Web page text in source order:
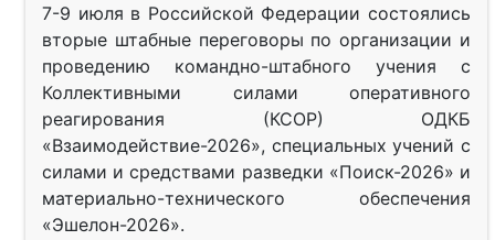
7-9 июля в Российской Федерации состоялись
вторые штабные переговоры по организации и
проведению командно-штабного учения с
Коллективными силами оперативного
реагирования (КСОР) ОДКБ
«Взаимодействие-2026», специальных учений с
силами и средствами разведки «Поиск-2026» и
материально-технического обеспечения
«Эшелон-2026».